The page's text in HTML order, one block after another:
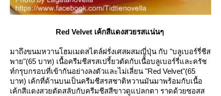
Red Velvet เค้กสีแดงสวยรสแน่นๆ
มาถึงขนมหวานโฮมเมดสไตล์ฝรั่งเศสผสมญี่ปุ่น กับ "บลูเบอร์รี่ชีส
พาย"(65 บาท) เนื้อครีมชีสรสเปรี้ยวตัดกับเนื้อบลูเบอร์รี่และครัช
ท์กรุบกรอบที่เข้ากันอย่างลงตัวและไม่เลี่ยน "Red Velvet"(65
บาท) เค้กที่ด้านบนเป็นครีมชีสรสชาติหวานมันมาพร้อมกับเนื้อ
เค้กสีแดงสวยตัดสลับกับครีมชีสสีขาวดูแปลกตา ราดด้วยซอสส